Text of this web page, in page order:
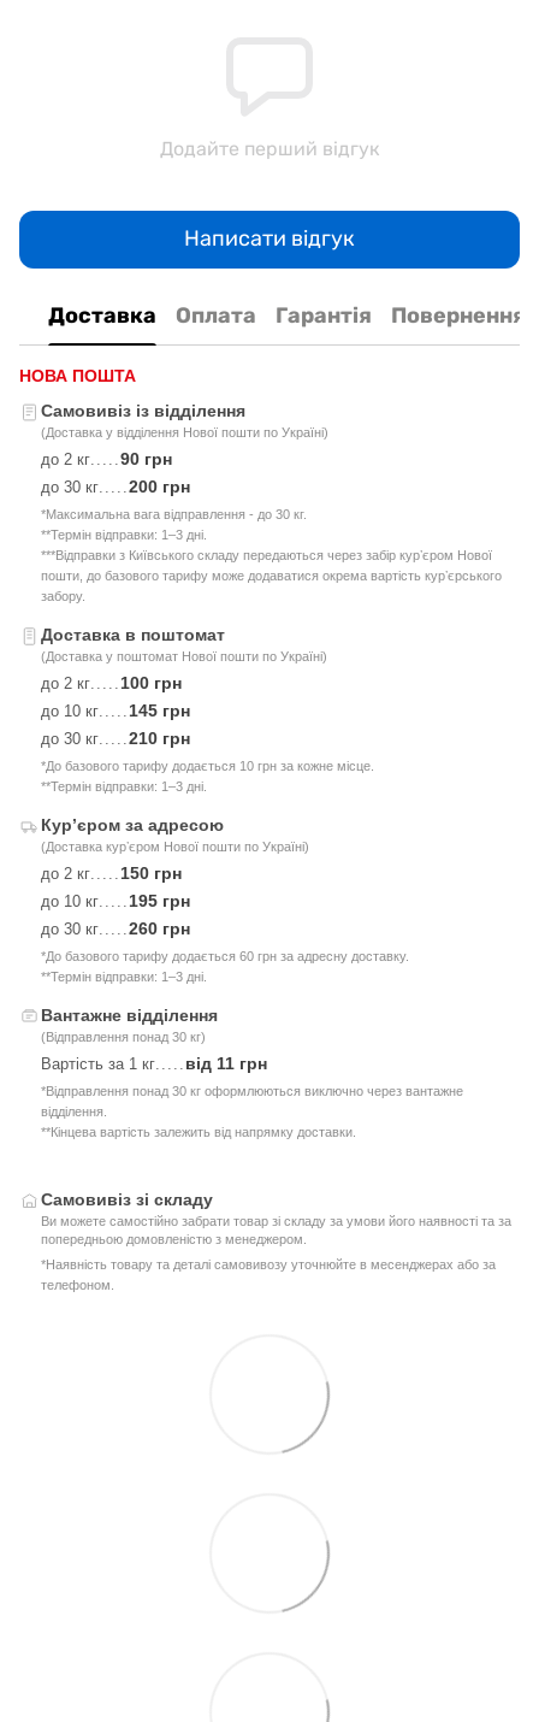
Додайте перший відгук
Написати відгук
Доставка Оплата Гарантія Повернення
НОВА ПОШТА
Самовивіз із відділення
(Доставка у відділення Нової пошти по Україні)
до 2 кг 90 грн
до 30 кг 200 грн
*Максимальна вага відправлення - до 30 кг.
**Термін відправки: 1–3 дні.
***Відправки з Київського складу передаються через забір курʼєром Нової
пошти, до базового тарифу може додаватися окрема вартість курʼєрського
забору.
Доставка в поштомат
(Доставка у поштомат Нової пошти по Україні)
до 2 кг 100 грн
до 10 кг 145 грн
до 30 кг 210 грн
*До базового тарифу додається 10 грн за кожне місце.
**Термін відправки: 1–3 дні.
Курʼєром за адресою
(Доставка курʼєром Нової пошти по Україні)
до 2 кг 150 грн
до 10 кг 195 грн
до 30 кг 260 грн
*До базового тарифу додається 60 грн за адресну доставку.
**Термін відправки: 1–3 дні.
Вантажне відділення
(Відправлення понад 30 кг)
Вартість за 1 кг від 11 грн
*Відправлення понад 30 кг оформлюються виключно через вантажне
відділення.
**Кінцева вартість залежить від напрямку доставки.
Самовивіз зі складу
Ви можете самостійно забрати товар зі складу за умови його наявності та за
попередньою домовленістю з менеджером.
*Наявність товару та деталі самовивозу уточнюйте в месенджерах або за
телефоном.